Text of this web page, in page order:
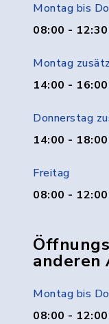
Montag bis
08:00 -
Montag
14:00 -
Donnerstag
14:00 -
Freitag
08:00 -
anderen
Montag bis
08:00 -